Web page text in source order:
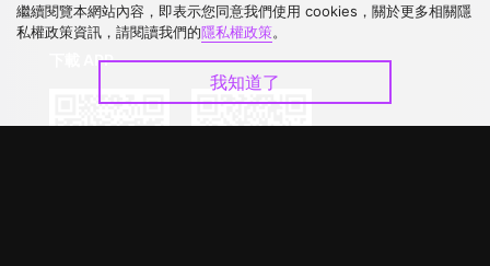
下載 APP
繼續閱覽本網站內容，即表示您同意我們使用 cookies，關於更多相關隱
私權政策資訊，請閱讀我們的隱私權政策。
我知道了